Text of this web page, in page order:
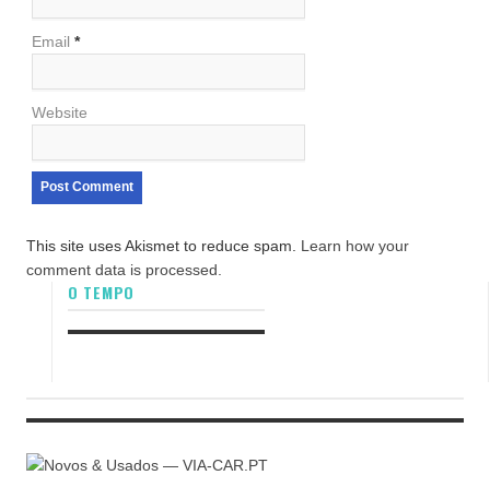
Email *
Website
This site uses Akismet to reduce spam. Learn how your
comment data is processed.
O TEMPO